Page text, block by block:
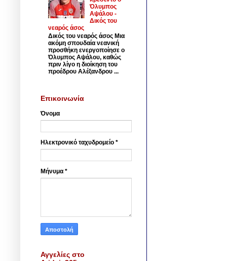
Όλυμπος
Αψάλου -
Δικός του
νεαρός άσος
Δικός του νεαρός άσος Μια
ακόμη σπουδαία νεανική
προσθήκη ενεργοποίησε ο
Όλυμπος Αψάλου, καθώς
πριν λίγο η διοίκηση του
προέδρου Αλέξανδρου ...
Επικοινωνία
Όνομα
Ηλεκτρονικό ταχυδρομείο *
Μήνυμα *
Αγγελίες στο